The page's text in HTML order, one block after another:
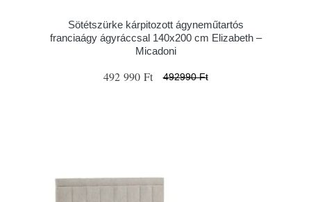
Sötétszürke kárpitozott ágyneműtartós
franciaágy ágyráccsal 140x200 cm Elizabeth –
Micadoni
492 990 Ft 492990 Ft